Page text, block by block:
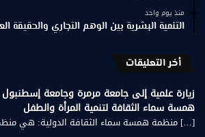
منذ يوم واحد
التنمية البشرية بين الوهم التجاري والحقيقة
أخر التعليقات
همسة سماء الثقافة لتنمية المرأة والطفل
[…] منظمة همسة سماء الثقافة الدولية: هي